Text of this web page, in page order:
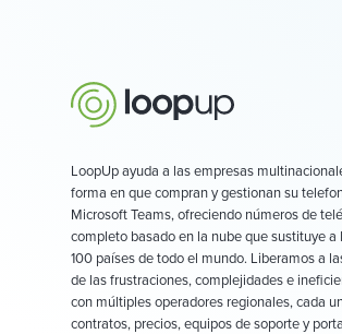
LoopUp ayuda a las empresas
forma en que compran y gestionan su
Microsoft Teams, ofreciendo números de
completo basado en la nube que sustituye a
100 países de todo el mundo. Liberamos a
de las frustraciones, complejidades e
con múltiples operadores regionales, cada
contratos, precios, equipos de soporte y